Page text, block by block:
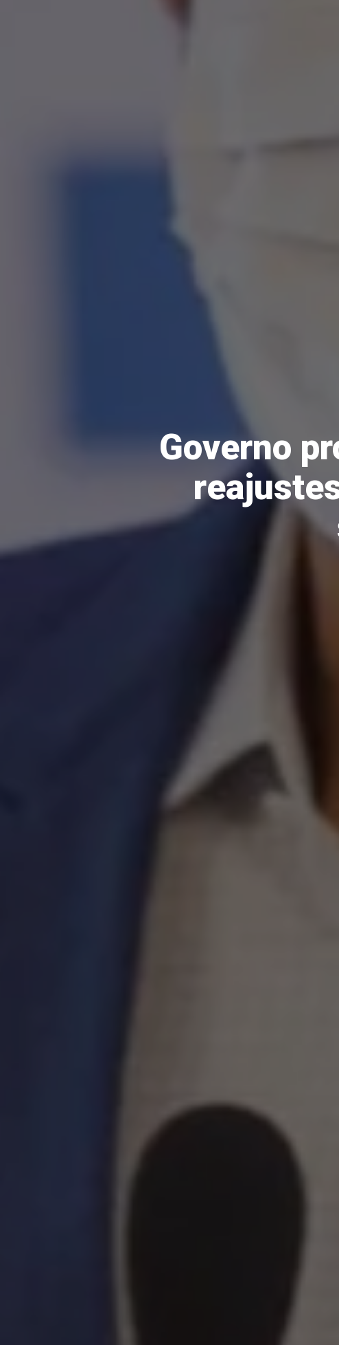
Governo